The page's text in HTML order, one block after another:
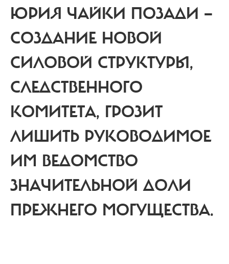
ЮРИЯ ЧАЙКИ ПОЗАДИ —
СОЗДАНИЕ НОВОЙ
СИЛОВОЙ СТРУКТУРЫ,
СЛЕДСТВЕННОГО
КОМИТЕТА, ГРОЗИТ
ЛИШИТЬ РУКОВОДИМОЕ
ИМ ВЕДОМСТВО
ЗНАЧИТЕЛЬНОЙ ДОЛИ
ПРЕЖНЕГО МОГУЩЕСТВА.